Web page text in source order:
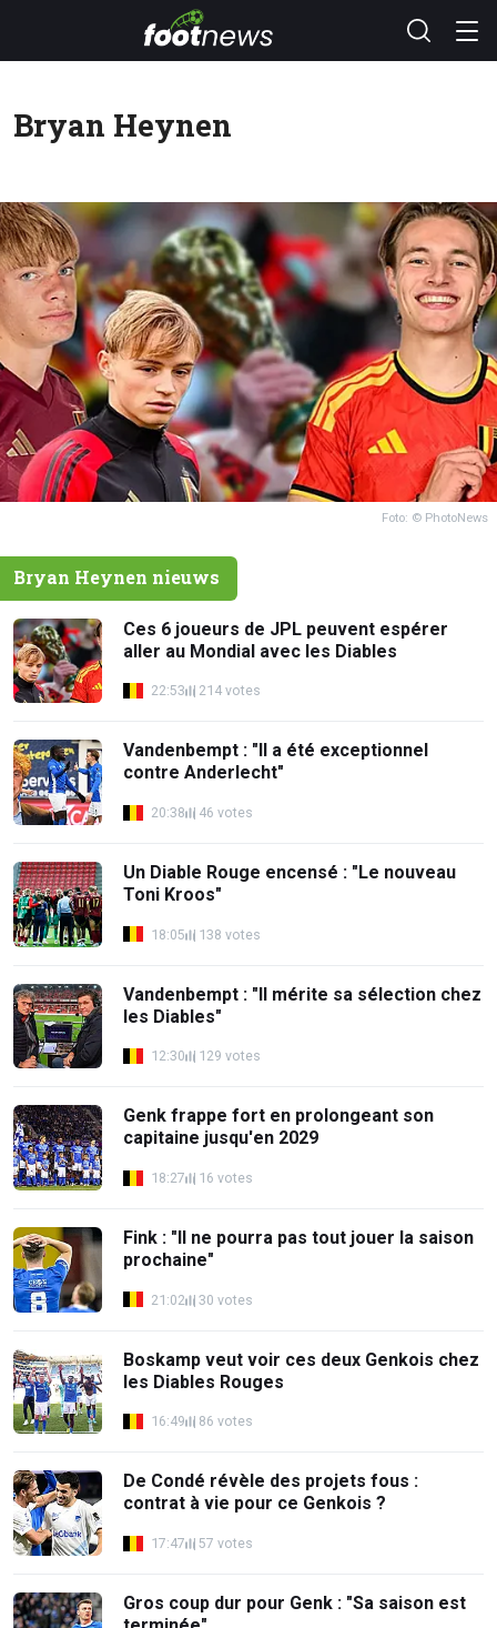
Bryan Heynen
Foto: © PhotoNews
Bryan Heynen nieuws
Ces 6 joueurs de JPL peuvent espérer
aller au Mondial avec les Diables
22:53 214 votes
Vandenbempt : "Il a été exceptionnel
contre Anderlecht"
20:38 46 votes
Un Diable Rouge encensé : "Le nouveau
Toni Kroos"
18:05 138 votes
Vandenbempt : "Il mérite sa sélection chez
les Diables"
12:30 129 votes
Genk frappe fort en prolongeant son
capitaine jusqu'en 2029
18:27 16 votes
Fink : "Il ne pourra pas tout jouer la saison
prochaine"
21:02 30 votes
Boskamp veut voir ces deux Genkois chez
les Diables Rouges
16:49 86 votes
De Condé révèle des projets fous :
contrat à vie pour ce Genkois ?
17:47 57 votes
Gros coup dur pour Genk : "Sa saison est